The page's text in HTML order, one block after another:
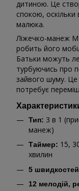
дитиною. Це
спокою,
малюка.
Ліжечко-манеж
робить його
Батьки можуть
турбуючись про
зайвого шуму. Це
потребує
Тип: 3 в 1
манеж)
Таймер: 15,
хвилин
5
12 мелодій,